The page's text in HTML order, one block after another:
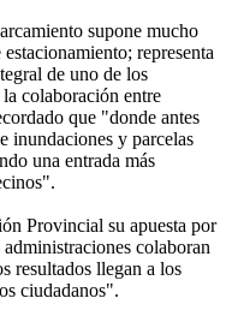
supone mucho
representa
de uno de los
colaboración entre
que "donde antes
inundaciones y parcelas
una entrada más
Provincial su apuesta por
colaboran
resultados llegan a los
ciudadanos".